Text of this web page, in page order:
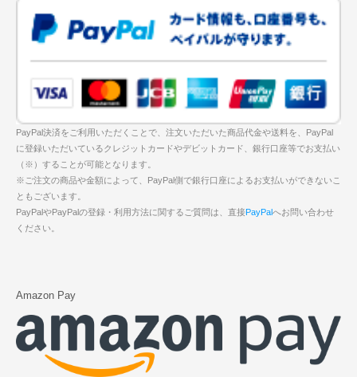
PayPal決済をご利用いただくことで、注文いただいた商品代金や送料を、PayPal
に登録いただいているクレジットカードやデビットカード、銀行口座等でお支払い
（※）することが可能となります。
※ご注文の商品や金額によって、PayPal側で銀行口座によるお支払いができないこ
ともございます。
PayPalやPayPalの登録・利用方法に関するご質問は、直接PayPalへお問い合わせ
ください。
Amazon Pay